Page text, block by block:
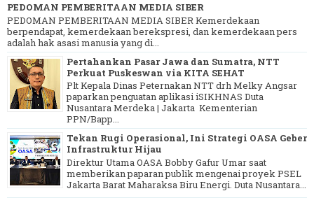
PEDOMAN PEMBERITAAN MEDIA SIBER
PEDOMAN PEMBERITAAN MEDIA SIBER Kemerdekaan
berpendapat, kemerdekaan berekspresi, dan kemerdekaan pers
adalah hak asasi manusia yang di...
Pertahankan Pasar Jawa dan Sumatra, NTT
Perkuat Puskeswan via KITA SEHAT
Plt Kepala Dinas Peternakan NTT drh Melky Angsar
paparkan penguatan aplikasi iSIKHNAS Duta
Nusantara Merdeka | Jakarta Kementerian
PPN/Bapp...
Tekan Rugi Operasional, Ini Strategi OASA Geber
Infrastruktur Hijau
Direktur Utama OASA Bobby Gafur Umar saat
memberikan paparan publik mengenai proyek PSEL
Jakarta Barat Maharaksa Biru Energi. Duta Nusantara...